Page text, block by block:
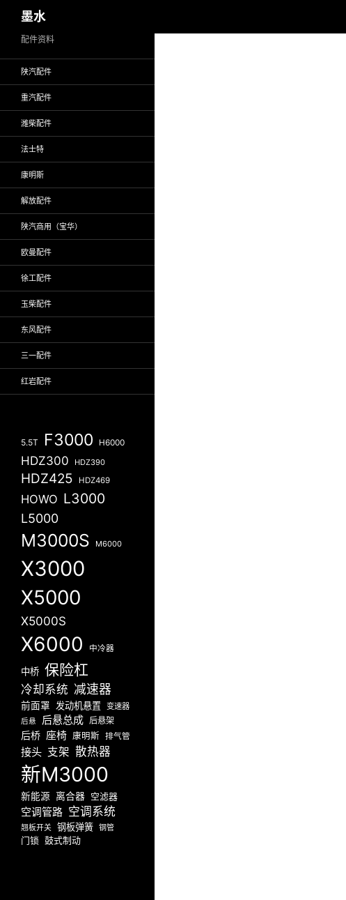
至
墨水
配件资料
陕汽配件
重汽配件
潍柴配件
法士特
康明斯
解放配件
陕汽商用（宝华）
欧曼配件
徐工配件
玉柴配件
东风配件
三一配件
红岩配件
5.5T F3000 H6000
HDZ300 HDZ390
HDZ425 HDZ469
HOWO L3000
L5000
M3000S M6000
X3000
X5000
X5000S
X6000 中冷器
中桥 保险杠
冷却系统 减速器
前面罩 发动机悬置 变速器
后悬 后悬总成 后悬架
后桥 座椅 康明斯 排气管
接头 支架 散热器
新M3000
新能源 离合器 空滤器
空调管路 空调系统
翘板开关 钢板弹簧 钢管
门锁 鼓式制动